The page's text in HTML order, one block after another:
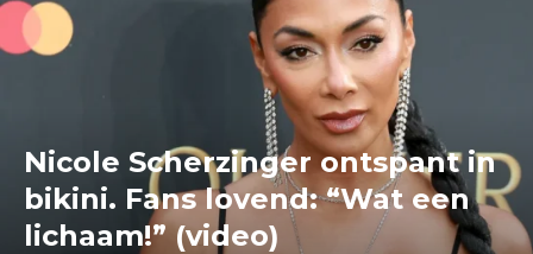
Nicole Scherzinger ontspant in
bikini. Fans lovend: “Wat een
lichaam!” (video)